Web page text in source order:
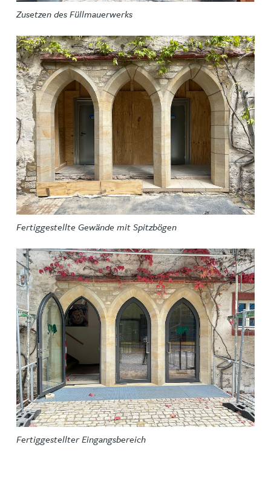
Zusetzen des Füllmauerwerks
Fertiggestellte Gewände mit Spitzbögen
Fertiggestellter Eingangsbereich